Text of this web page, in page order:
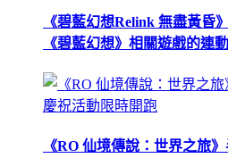
《碧藍幻想Relink 無盡黃昏
《碧藍幻想》相關遊戲的連
《RO 仙境傳說：世界之旅